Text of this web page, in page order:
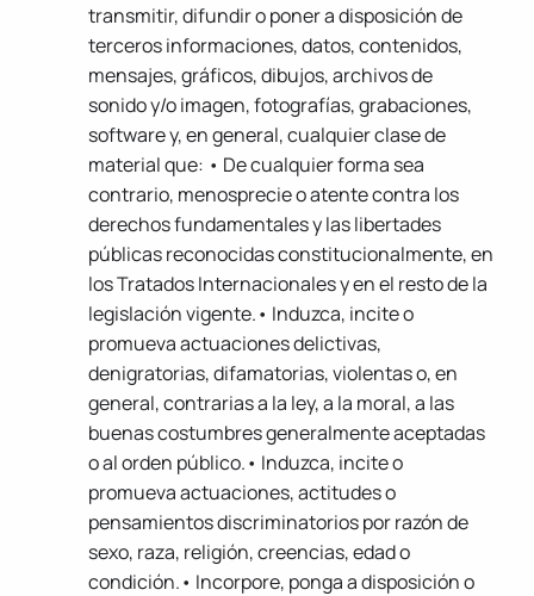
transmitir, difundir o poner a disposición de
terceros informaciones, datos, contenidos,
mensajes, gráficos, dibujos, archivos de
sonido y/o imagen, fotografías, grabaciones,
software y, en general, cualquier clase de
material que: • De cualquier forma sea
contrario, menosprecie o atente contra los
derechos fundamentales y las libertades
públicas reconocidas constitucionalmente, en
los Tratados Internacionales y en el resto de la
legislación vigente.• Induzca, incite o
promueva actuaciones delictivas,
denigratorias, difamatorias, violentas o, en
general, contrarias a la ley, a la moral, a las
buenas costumbres generalmente aceptadas
o al orden público.• Induzca, incite o
promueva actuaciones, actitudes o
pensamientos discriminatorios por razón de
sexo, raza, religión, creencias, edad o
condición.• Incorpore, ponga a disposición o